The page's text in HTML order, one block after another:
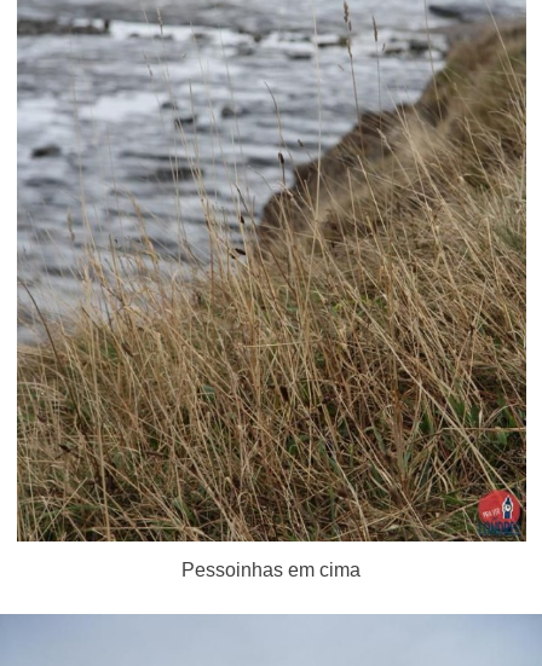
Pessoinhas em cima